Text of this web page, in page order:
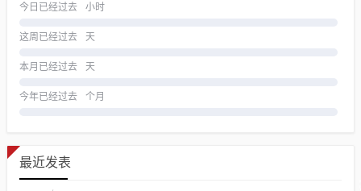
今日已经过去 小时
这周已经过去 天
本月已经过去 天
今年已经过去 个月
最近发表